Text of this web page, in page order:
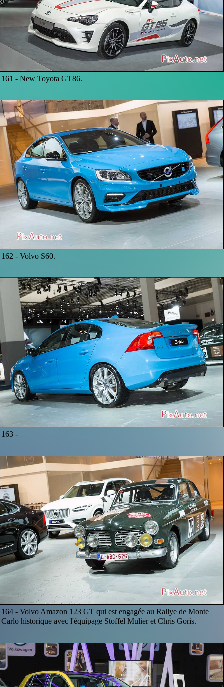
161 -New Toyota GT86.
162 -Volvo S60.
163 -
164 -Volvo Amazon 123 GT qui est engagée au Rallye de Monte
Carlo historique avec l'équipage Stoffel Mulier et Chris Goris.